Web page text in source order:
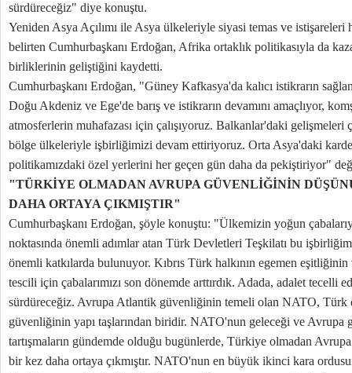
sürdüreceğiz" diye konuştu.
Yeniden Asya Açılımı ile Asya ülkeleriyle siyasi temas ve istişareleri
belirten Cumhurbaşkanı Erdoğan, Afrika ortaklık politikasıyla da
birliklerinin geliştiğini kaydetti.
Cumhurbaşkanı Erdoğan, "Güney Kafkasya'da kalıcı istikrarın
Doğu Akdeniz ve Ege'de barış ve istikrarın devamını amaçlıyor,
atmosferlerin muhafazası için çalışıyoruz. Balkanlar'daki gelişmeleri
bölge ülkeleriyle işbirliğimizi devam ettiriyoruz. Orta Asya'daki
politikamızdaki özel yerlerini her geçen gün daha da pekiştiriyor"
"TÜRKİYE OLMADAN AVRUPA GÜVENLİĞİNİN
DAHA ORTAYA ÇIKMIŞTIR"
Cumhurbaşkanı Erdoğan, şöyle konuştu: "Ülkemizin yoğun
noktasında önemli adımlar atan Türk Devletleri Teşkilatı bu
önemli katkılarda bulunuyor. Kıbrıs Türk halkının egemen eşitliğinin
tescili için çabalarımızı son dönemde arttırdık. Adada, adalet tecelli
sürdüreceğiz. Avrupa Atlantik güvenliğinin temeli olan NATO, Türk
güvenliğinin yapı taşlarından biridir. NATO'nun geleceği ve Avrupa
tartışmaların gündemde olduğu bugünlerde, Türkiye olmadan
bir kez daha ortaya çıkmıştır. NATO'nun en büyük ikinci kara